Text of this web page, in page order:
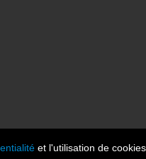
et l'utilisation de